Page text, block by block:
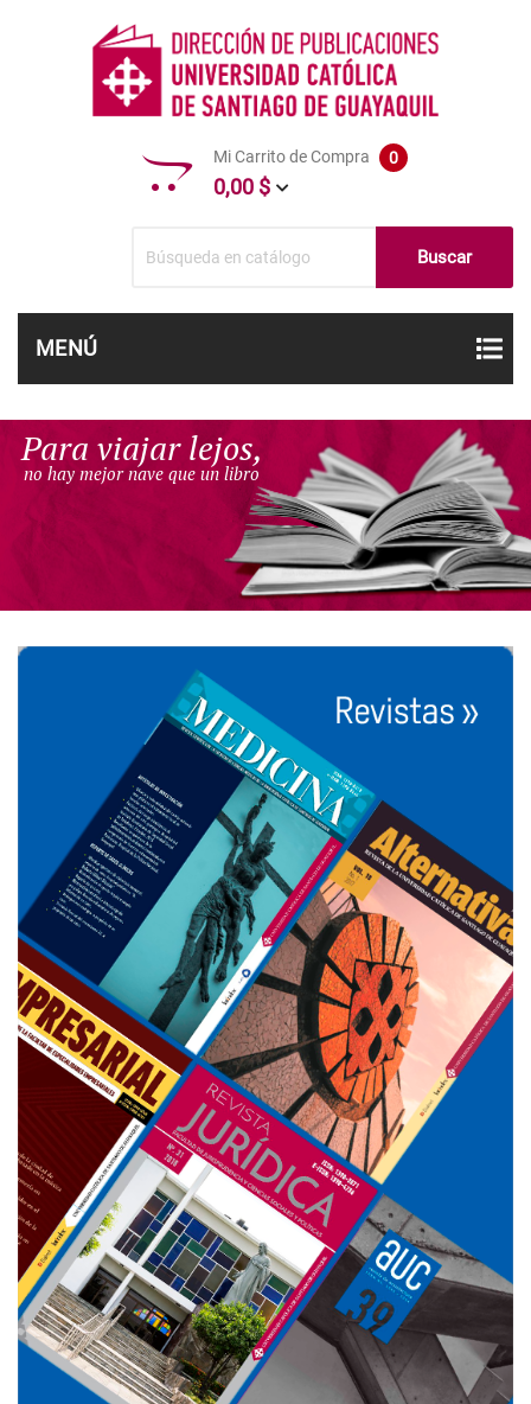
Mi Carrito de Compra 0
0,00 $
Buscar
MENÚ
Para viajar lejos,
no hay mejor nave que un libro